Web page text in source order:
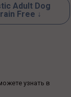
Adult Dog
Free ↓
узнать в